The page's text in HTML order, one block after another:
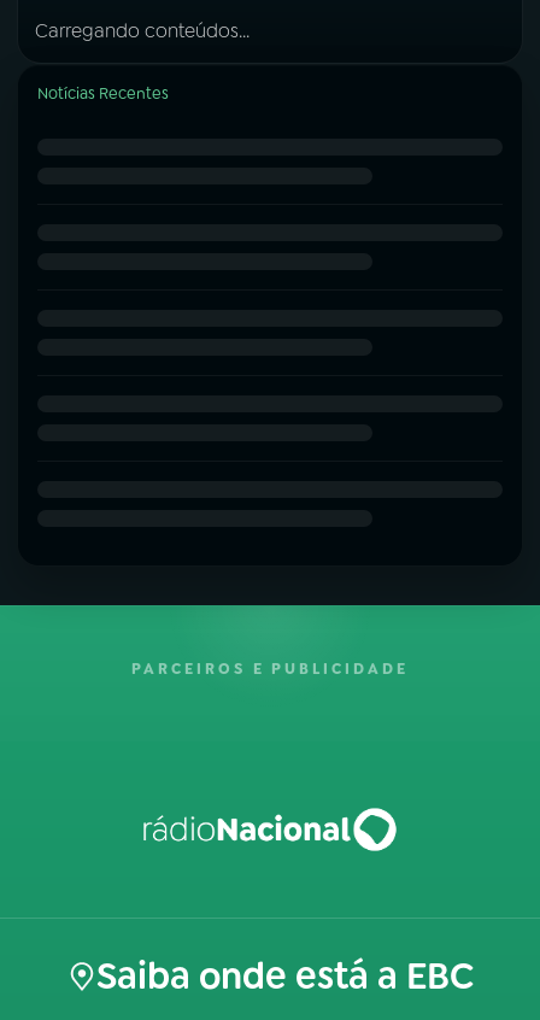
Carregando conteúdos...
Notícias Recentes
PARCEIROS E PUBLICIDADE
Saiba onde está a EBC